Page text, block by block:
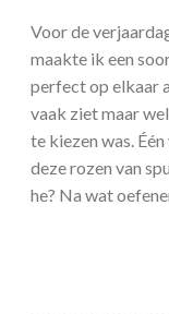
Voor de
maakte ik een
perfect op elkaar
vaak ziet maar
te kiezen was.
deze rozen van
he? Na wat